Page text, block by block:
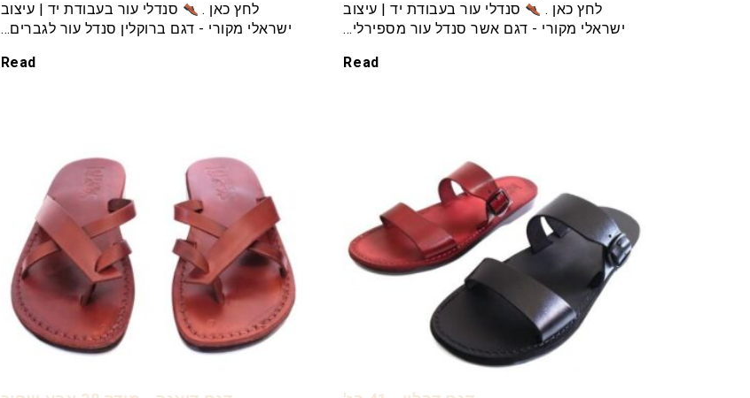
לחץ כאן .
סנדלי עור בעבודת יד | עיצוב
ישראלי מקורי - דגם אשר סנדל עור מספירלי…
Read
לחץ כאן .
סנדלי עור בעבודת יד | עיצוב
ישראלי מקורי - דגם ברוקלין סנדל עור לגברים…
Read